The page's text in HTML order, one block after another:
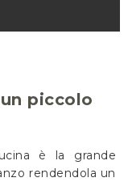
piccolo
è la grande
rendendola un